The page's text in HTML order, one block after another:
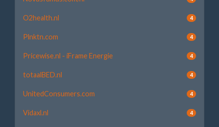
O2health.nl 4
Plnktn.com 4
Pricewise.nl - iFrame Energie 4
totaalBED.nl 4
UnitedConsumers.com 4
Vidaxl.nl 4